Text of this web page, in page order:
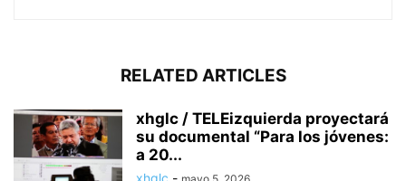
RELATED ARTICLES
xhglc / TELEizquierda proyectará
su documental “Para los jóvenes:
a 20...
xhglc -